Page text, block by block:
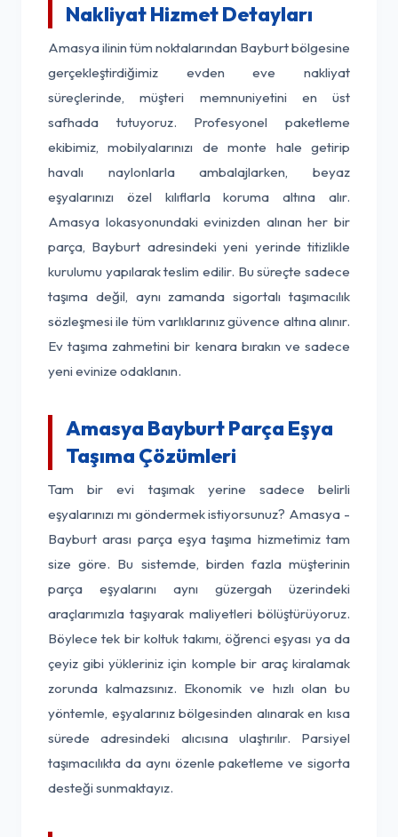
Nakliyat Hizmet Detayları
Amasya ilinin tüm noktalarından Bayburt bölgesine
gerçekleştirdiğimiz evden eve nakliyat
süreçlerinde, müşteri memnuniyetini en üst
safhada tutuyoruz. Profesyonel paketleme
ekibimiz, mobilyalarınızı de monte hale getirip
havalı naylonlarla ambalajlarken, beyaz
eşyalarınızı özel kılıflarla koruma altına alır.
Amasya lokasyonundaki evinizden alınan her bir
parça, Bayburt adresindeki yeni yerinde titizlikle
kurulumu yapılarak teslim edilir. Bu süreçte sadece
taşıma değil, aynı zamanda sigortalı taşımacılık
sözleşmesi ile tüm varlıklarınız güvence altına alınır.
Ev taşıma zahmetini bir kenara bırakın ve sadece
yeni evinize odaklanın.
Amasya Bayburt Parça Eşya
Taşıma Çözümleri
Tam bir evi taşımak yerine sadece belirli
eşyalarınızı mı göndermek istiyorsunuz? Amasya -
Bayburt arası parça eşya taşıma hizmetimiz tam
size göre. Bu sistemde, birden fazla müşterinin
parça eşyalarını aynı güzergah üzerindeki
araçlarımızla taşıyarak maliyetleri bölüştürüyoruz.
Böylece tek bir koltuk takımı, öğrenci eşyası ya da
çeyiz gibi yükleriniz için komple bir araç kiralamak
zorunda kalmazsınız. Ekonomik ve hızlı olan bu
yöntemle, eşyalarınız bölgesinden alınarak en kısa
sürede adresindeki alıcısına ulaştırılır. Parsiyel
taşımacılıkta da aynı özenle paketleme ve sigorta
desteği sunmaktayız.